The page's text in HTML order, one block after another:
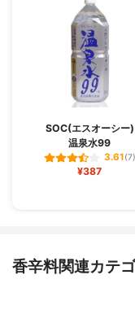
SOC(エスオーシー)
温泉水99
3.61(7)
¥387
香辛料関連カテ